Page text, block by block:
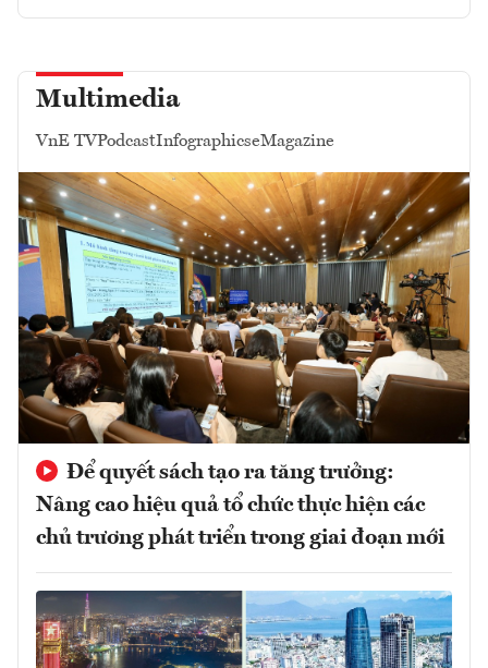
Multimedia
VnE TVPodcastInfographicseMagazine
Để quyết sách tạo ra tăng trưởng:
Nâng cao hiệu quả tổ chức thực hiện các
chủ trương phát triển trong giai đoạn mới